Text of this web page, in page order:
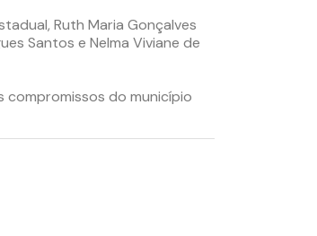
Ruth Maria Gonçalves
Santos e Nelma Viviane de
compromissos do município